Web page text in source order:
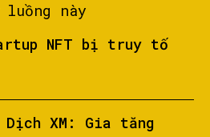
này
NFT bị truy tố
Dịch XM: Gia tăng